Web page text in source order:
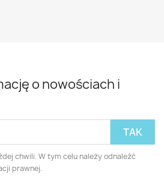
o nowościach i
chwili. W tym celu należy odnaleźć
prawnej.